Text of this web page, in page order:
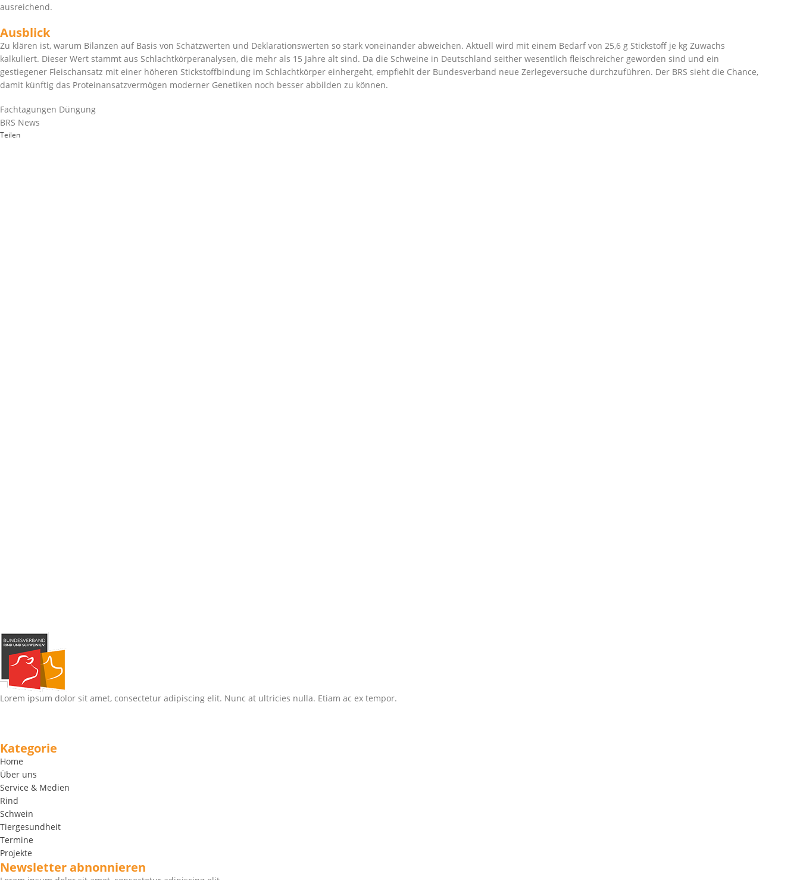
ausreichend.
Ausblick
Zu klären ist, warum Bilanzen auf Basis von Schätzwerten und Deklarationswerten so stark voneinander abweichen. Aktuell wird mit einem Bedarf von 25,6 g Stickstoff je kg Zuwachs
kalkuliert. Dieser Wert stammt aus Schlachtkörperanalysen, die mehr als 15 Jahre alt sind. Da die Schweine in Deutschland seither wesentlich fleischreicher geworden sind und ein
gestiegener Fleischansatz mit einer höheren Stickstoffbindung im Schlachtkörper einhergeht, empfiehlt der Bundesverband neue Zerlegeversuche durchzuführen. Der BRS sieht die Chance,
damit künftig das Proteinansatzvermögen moderner Genetiken noch besser abbilden zu können.
Fachtagungen Düngung
BRS News
Teilen
Lorem ipsum dolor sit amet, consectetur adipiscing elit. Nunc at ultricies nulla. Etiam ac ex tempor.
Kategorie
Home
Über uns
Service & Medien
Rind
Schwein
Tiergesundheit
Termine
Projekte
Newsletter abnonnieren